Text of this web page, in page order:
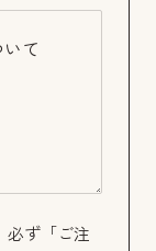
必ず「ご注